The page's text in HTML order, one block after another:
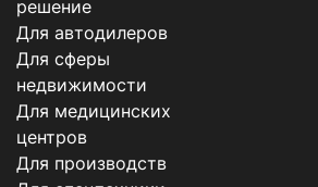
решение
Для автодилеров
Для сферы
недвижимости
Для медицинских
центров
Для производств